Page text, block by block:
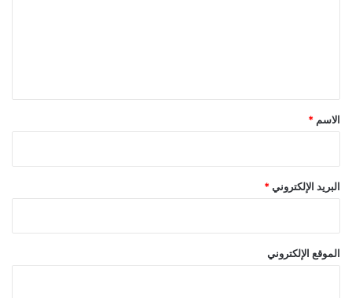
*
الاسم *
البريد الإلكتروني *
الموقع الإلكتروني